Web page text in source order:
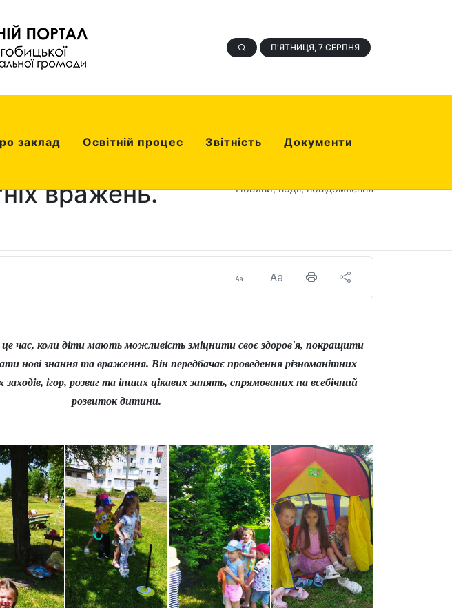
П'ЯТНИЦЯ, 7 СЕРПНЯ
заклад Освітній процес Звітність Документи
вражень. Новини, події, повідомлення
це час, коли діти мають можливість зміцнити своє здоров'я, покращити
нові знання та враження. Він передбачає проведення різноманітних
заходів, ігор, розваг та інших цікавих занять, спрямованих на всебічний
розвиток дитини.